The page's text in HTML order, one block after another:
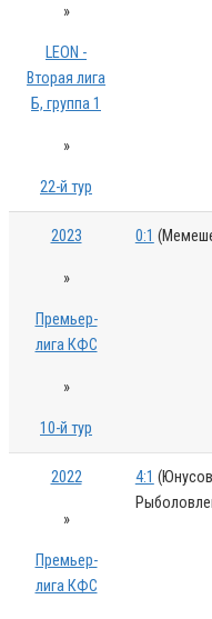
»
LEON -
Вторая лига
Б, группа 1
»
22-й тур
2023
»
Премьер-
лига КФС
»
10-й тур
0:1
2022
»
Премьер-
лига КФС
4:1